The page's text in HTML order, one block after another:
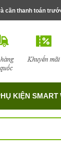
cần thanh toán
KIỆN SMART